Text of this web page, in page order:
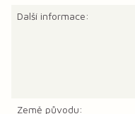
Další informace:
Země původu: